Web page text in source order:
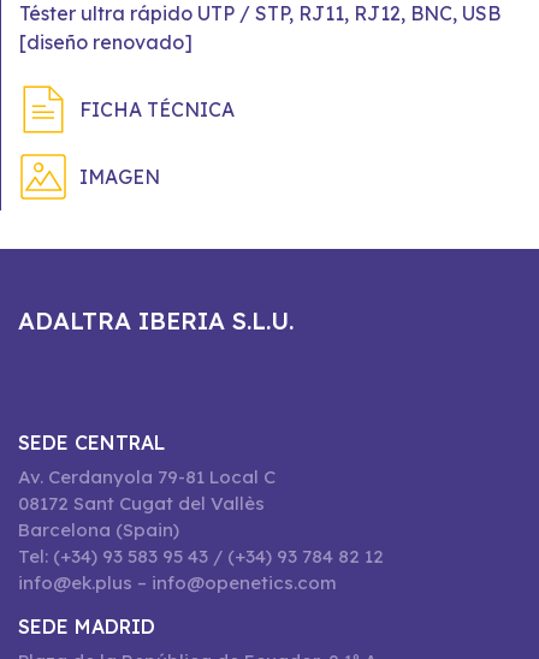
Téster ultra rápido UTP / STP, RJ11, RJ12, BNC, USB
[diseño renovado]
FICHA TÉCNICA
IMAGEN
ADALTRA IBERIA S.L.U.
SEDE CENTRAL
Av. Cerdanyola 79-81 Local C
08172 Sant Cugat del Vallès
Barcelona (Spain)
Tel: (+34) 93 583 95 43 / (+34) 93 784 82 12
info@ek.plus – info@openetics.com
SEDE MADRID